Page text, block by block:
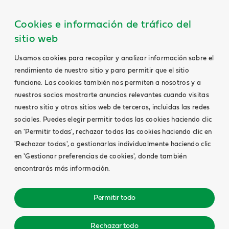
Cookies e información de tráfico del
sitio web
Usamos cookies para recopilar y analizar información sobre el
rendimiento de nuestro sitio y para permitir que el sitio
funcione. Las cookies también nos permiten a nosotros y a
nuestros socios mostrarte anuncios relevantes cuando visitas
nuestro sitio y otros sitios web de terceros, incluidas las redes
sociales. Puedes elegir permitir todas las cookies haciendo clic
en 'Permitir todas', rechazar todas las cookies haciendo clic en
'Rechazar todas', o gestionarlas individualmente haciendo clic
en 'Gestionar preferencias de cookies', donde también
encontrarás más información.
Permitir todo
Rechazar todo